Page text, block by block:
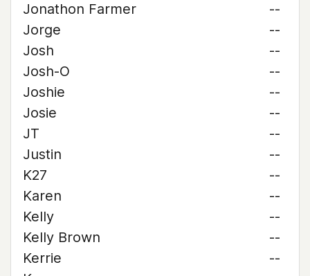
Jonathon Farmer
--
Jorge
--
Josh
--
Josh-O
--
Joshie
--
Josie
--
JT
--
Justin
--
K27
--
Karen
--
Kelly
--
Kelly Brown
--
Kerrie
--